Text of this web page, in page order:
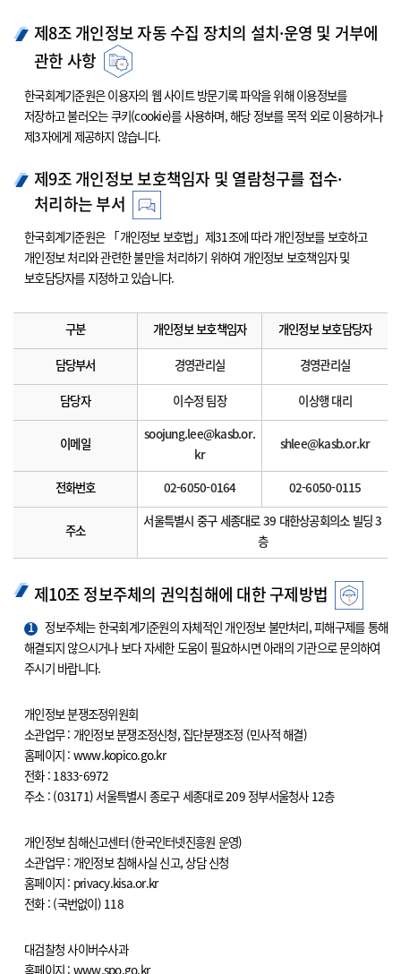
제8조 개인정보 자동 수집 장치의 설치·운영 및 거부에
관한 사항
한국회계기준원은 이용자의 웹 사이트 방문기록 파악을 위해 이용정보를
저장하고 불러오는 쿠키(cookie)를 사용하며, 해당 정보를 목적 외로 이용하거나
제3자에게 제공하지 않습니다.
제9조 개인정보 보호책임자 및 열람청구를 접수·
처리하는 부서
한국회계기준원은 「개인정보 보호법」제31조에 따라 개인정보를 보호하고
개인정보 처리와 관련한 불만을 처리하기 위하여 개인정보 보호책임자 및
보호담당자를 지정하고 있습니다.
구분 개인정보 보호책임자 개인정보 보호담당자
담당부서 경영관리실 경영관리실
담당자 이수정 팀장 이상행 대리
이메일
soojung.lee@kasb.or.
kr
shlee@kasb.or.kr
전화번호 02-6050-0164 02-6050-0115
주소
서울특별시 중구 세종대로 39 대한상공회의소 빌딩 3
층
제10조 정보주체의 권익침해에 대한 구제방법
1
정보주체는 한국회계기준원의 자체적인 개인정보 불만처리, 피해구제를 통해
해결되지 않으시거나 보다 자세한 도움이 필요하시면 아래의 기관으로 문의하여
주시기 바랍니다.
개인정보 분쟁조정위원회
소관업무 : 개인정보 분쟁조정신청, 집단분쟁조정 (민사적 해결)
홈페이지 : www.kopico.go.kr
전화 : 1833-6972
주소 : (03171) 서울특별시 종로구 세종대로 209 정부서울청사 12층
개인정보 침해신고센터 (한국인터넷진흥원 운영)
소관업무 : 개인정보 침해사실 신고, 상담 신청
홈페이지 : privacy.kisa.or.kr
전화 : (국번없이) 118
대검찰청 사이버수사과
홈페이지 : www.spo.go.kr